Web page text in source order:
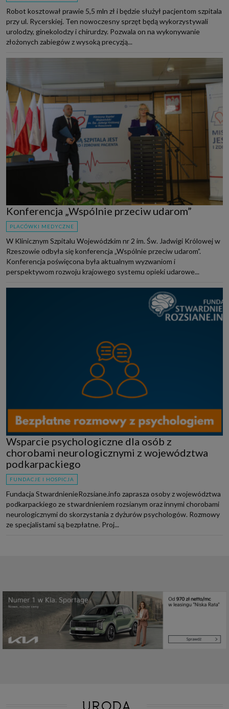
Robot kosztował prawie 5,5 mln zł i będzie służył pacjentom szpitala
przy ul. Rycerskiej. Ten nowoczesny sprzęt będą wykorzystywali
urolodzy, ginekolodzy i chirurdzy. Pozwala on na wykonywanie
złożonych zabiegów z wysoką precyzją...
Konferencja „Wspólnie przeciw udarom”
PLACÓWKI MEDYCZNE
W Klinicznym Szpitalu Wojewódzkim nr 2 im. Św. Jadwigi Królowej w
Rzeszowie odbyła się konferencja „Wspólnie przeciw udarom”.
Konferencja poświęcona była aktualnym wyzwaniom i
perspektywom rozwoju krajowego systemu opieki udarowe...
Wsparcie psychologiczne dla osób z
chorobami neurologicznymi z województwa
podkarpackiego
FUNDACJE I HOSPICJA
Fundacja StwardnienieRozsiane.info zaprasza osoby z województwa
podkarpackiego ze stwardnieniem rozsianym oraz innymi chorobami
neurologicznymi do skorzystania z dyżurów psychologów. Rozmowy
ze specjalistami są bezpłatne. Proj...